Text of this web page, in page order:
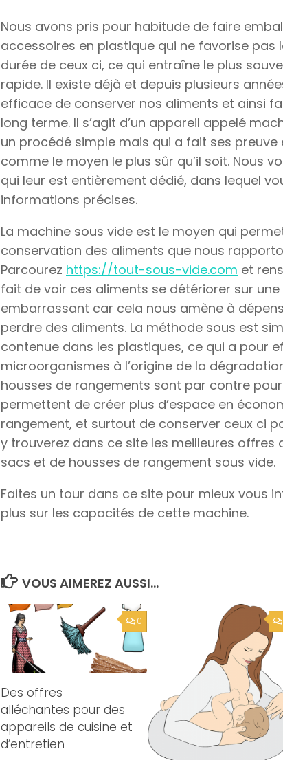
Nous avons pris pour habitude de faire
accessoires en plastique qui ne favorise pas
durée de ceux ci, ce qui entraîne le plus
rapide. Il existe déjà et depuis plusieurs
efficace de conserver nos aliments et ainsi
long terme. Il s’agit d’un appareil appelé
un procédé simple mais qui a fait ses
comme le moyen le plus sûr qu’il soit. Nous
qui leur est entièrement dédié, dans lequel
informations précises.
La machine sous vide est le moyen qui
conservation des aliments que nous
Parcourez https://tout-sous-vide.com et
fait de voir ces aliments se détériorer sur
embarrassant car cela nous amène à
perdre des aliments. La méthode sous est
contenue dans les plastiques, ce qui a pour
microorganismes à l’origine de la
housses de rangements sont par contre
permettent de créer plus d’espace en
rangement, et surtout de conserver ceux ci
y trouverez dans ce site les meilleures offres
sacs et de housses de rangement sous vide.
Faites un tour dans ce site pour mieux vous
plus sur les capacités de cette machine.
VOUS AIMEREZ AUSSI...
0
Des offres
alléchantes pour des
appareils de cuisine et
d’entretien